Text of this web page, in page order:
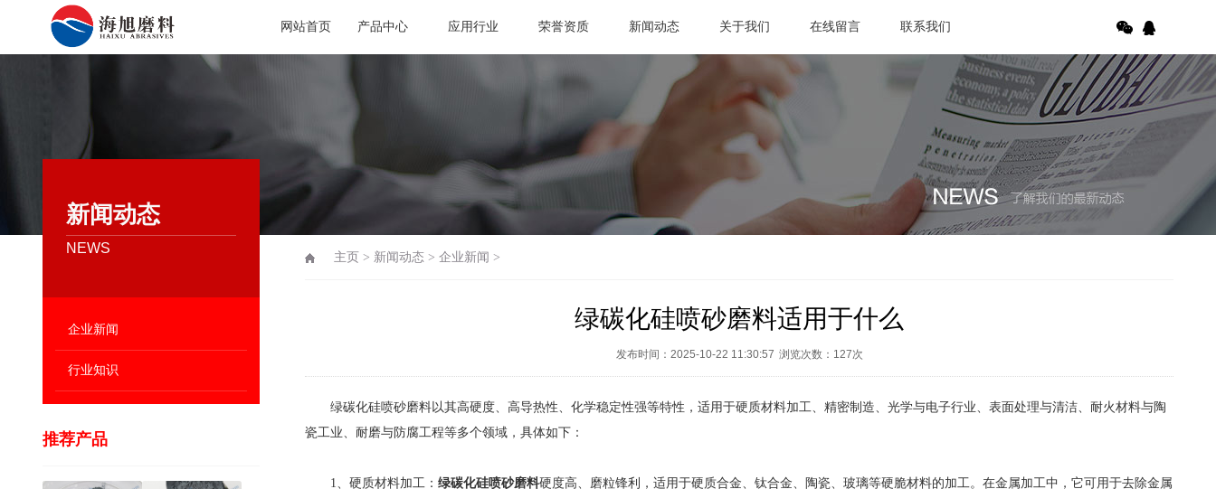
网站首页 产品中心 应用行业 荣誉资质 新闻动态 关于我们 在线留言 联系我们
新闻动态
NEWS
企业新闻
行业知识
推荐产品
主页 > 新闻动态 > 企业新闻 >
绿碳化硅喷砂磨料适用于什么
发布时间：2025-10-22 11:30:57 浏览次数： 127次
绿碳化硅喷砂磨料以其高硬度、高导热性、化学稳定性强等特性，适用于硬质材料加工、精密制造、光学与电子行业、表面处理与清洁、耐火材料与陶
瓷工业、耐磨与防腐工程等多个领域，具体如下：
1、硬质材料加工： 绿碳化硅喷砂磨料硬度高、磨粒锋利，适用于硬质合金、钛合金、陶瓷、玻璃等硬脆材料的加工。在金属加工中，它可用于去除金属